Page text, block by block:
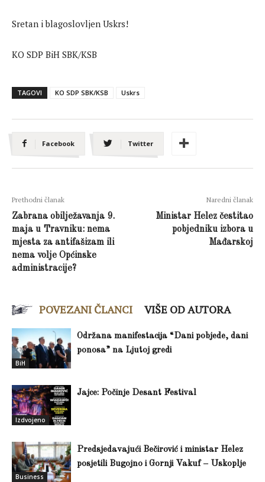
Sretan i blagoslovljen Uskrs!
KO SDP BiH SBK/KSB
TAGOVI KO SDP SBK/KSB Uskrs
Facebook Twitter
Prethodni članak
Zabrana obilježavanja 9.
maja u Travniku: nema
mjesta za antifašizam ili
nema volje Općinske
administracije?
Naredni članak
Ministar Helez čestitao
pobjedniku izbora u
Mađarskoj
POVEZANI ČLANCI VIŠE OD AUTORA
BiH
Održana manifestacija “Dani pobjede, dani
ponosa” na Ljutoj gredi
Izdvojeno
Jajce: Počinje Desant Festival
Business
Predsjedavajući Bečirović i ministar Helez
posjetili Bugojno i Gornji Vakuf – Uskoplje